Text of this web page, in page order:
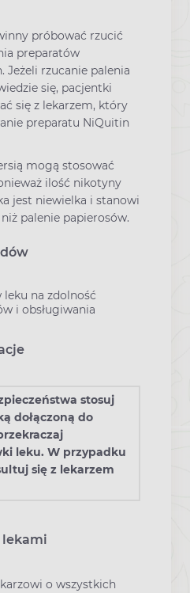
próbować rzucić
preparatów
Jeżeli rzucanie palenia
się, pacjentki
się z lekarzem, który
preparatu NiQuitin
mogą stosować
ilość nikotyny
jest niewielka i stanowi
palenie papierosów.
leku na zdolność
i obsługiwania
stosuj
dołączoną do
leku. W przypadku
się z lekarzem
lekami
o wszystkich